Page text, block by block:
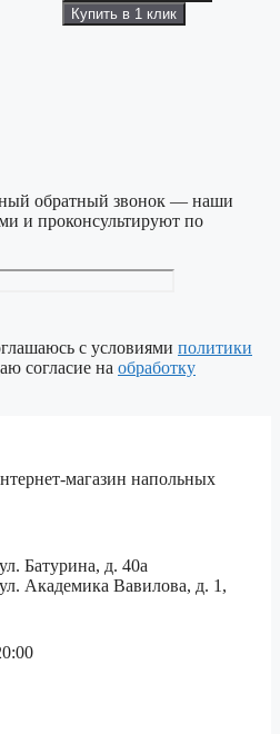
Купить в 1 клик
обратный звонок — наши
и проконсультируют по
с условиями политики
согласие на обработку
магазин напольных
Батурина, д. 40а
Академика Вавилова, д. 1,